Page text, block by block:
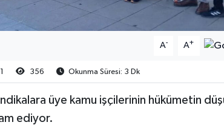
A- A+
356 Okunma Süresi: 3 Dk
üye kamu işçilerinin hükümetin
ediyor.